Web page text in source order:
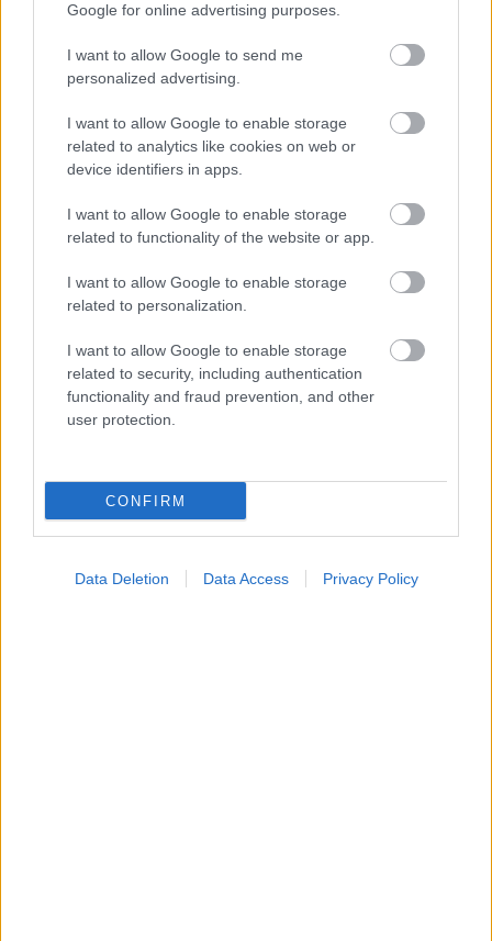
Google for online advertising purposes.
I want to allow Google to send me
personalized advertising.
I want to allow Google to enable storage
related to analytics like cookies on web or
device identifiers in apps.
I want to allow Google to enable storage
related to functionality of the website or app.
I want to allow Google to enable storage
related to personalization.
I want to allow Google to enable storage
related to security, including authentication
functionality and fraud prevention, and other
user protection.
CONFIRM
Data Deletion Data Access Privacy Policy